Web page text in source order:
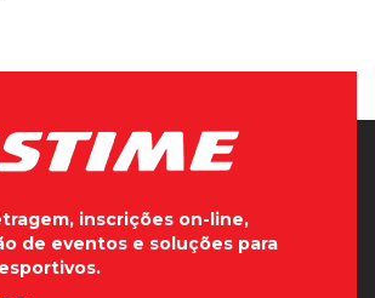
inscrições on-line,
de eventos e soluções para